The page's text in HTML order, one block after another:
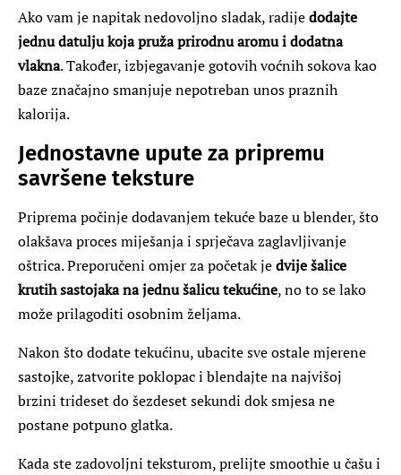
Ako vam je napitak nedovoljno sladak, radijedodajte
jednu datulju koja pruža prirodnu aromu i dodatna
vlakna. Također, izbjegavanje gotovih voćnih sokova kao
baze značajno smanjuje nepotreban unos praznih
kalorija.
Jednostavne upute za pripremu
savršene teksture
Priprema počinje dodavanjem tekuće baze u blender, što
olakšava proces miješanja i sprječava zaglavljivanje
oštrica. Preporučeni omjer za početak jedvije šalice
krutih sastojaka na jednu šalicu tekućine, no to se lako
može prilagoditi osobnim željama.
Nakon što dodate tekućinu, ubacite sve ostale mjerene
sastojke, zatvorite poklopac i blendajte na najvišoj
brzini trideset do šezdeset sekundi dok smjesa ne
postane potpuno glatka.
Kada ste zadovoljni teksturom, prelijte smoothie u čašu i